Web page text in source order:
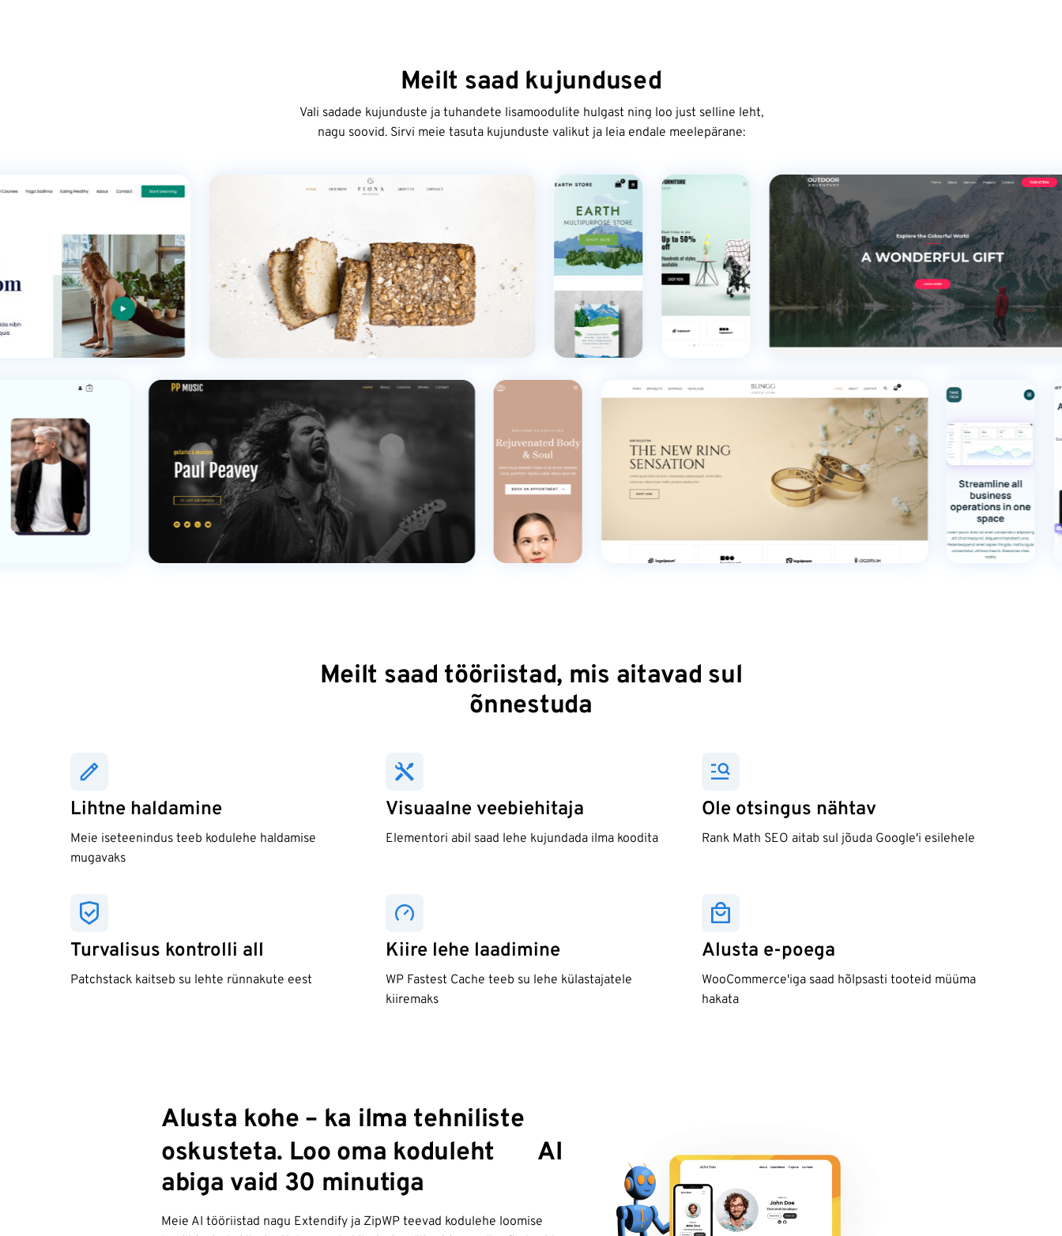
Meilt saad kujundused
Vali sadade kujunduste ja tuhandete lisamoodulite hulgast ning loo just selline leht,
nagu soovid. Sirvi meie tasuta kujunduste valikut ja leia endale meelepärane:
Meilt saad tööriistad, mis aitavad sul
õnnestuda
Lihtne haldamine
Meie iseteenindus teeb kodulehe haldamise
mugavaks
Visuaalne veebiehitaja
Elementori abil saad lehe kujundada ilma koodita
Ole otsingus nähtav
Rank Math SEO aitab sul jõuda Google'i esilehele
Turvalisus kontrolli all
Patchstack kaitseb su lehte rünnakute eest
Kiire lehe laadimine
WP Fastest Cache teeb su lehe külastajatele
kiiremaks
Alusta e-poega
WooCommerce'iga saad hõlpsasti tooteid müüma
hakata
Alusta kohe – ka ilma tehniliste
oskusteta. Loo oma koduleht
AI
abiga vaid 30 minutiga
Meie AI tööriistad nagu Extendify ja ZipWP teevad kodulehe loomise